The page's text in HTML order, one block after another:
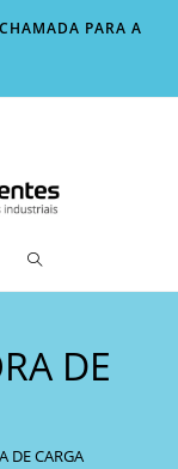
PARA A
DE
DE CARGA